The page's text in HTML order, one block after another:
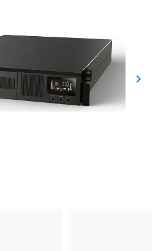
keyboard_arrow_right